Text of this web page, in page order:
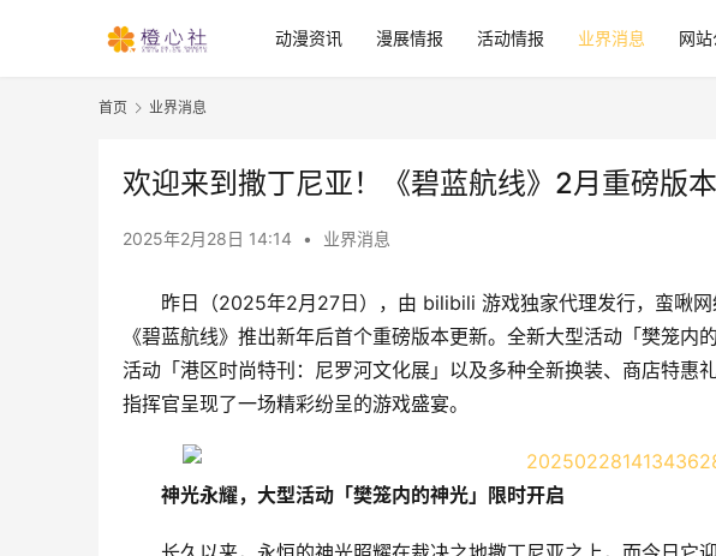
动漫资讯 漫展情报 活动情报 业界消息 网
首页 业界消息
欢迎来到撒丁尼亚！《碧蓝航线》2月重磅版
2025年2月28日 14:14 • 业界消息
昨日（2025年2月27日），由 bilibili 游戏独家代理发行，蛮啾
《碧蓝航线》推出新年后首个重磅版本更新。全新大型活动「樊笼
活动「港区时尚特刊：尼罗河文化展」以及多种全新换装、商店特惠
指挥官呈现了一场精彩纷呈的游戏盛宴。
神光永耀，大型活动「樊笼内的神光」限时开启